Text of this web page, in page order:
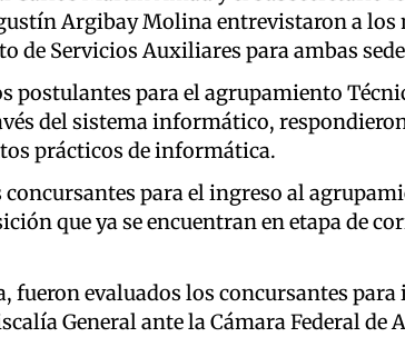
Argibay Molina entrevistaron a los
de Servicios Auxiliares para ambas
postulantes para el agrupamiento
del sistema informático,
prácticos de informática.
para el ingreso al
que ya se encuentran en etapa de
fueron evaluados los concursantes
General ante la Cámara Federal de